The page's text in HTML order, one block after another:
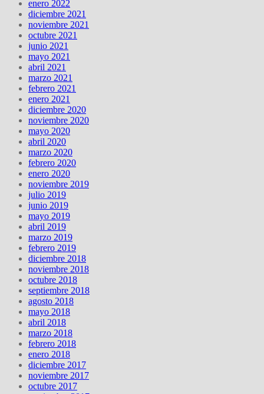
enero 2022
diciembre 2021
noviembre 2021
octubre 2021
junio 2021
mayo 2021
abril 2021
marzo 2021
febrero 2021
enero 2021
diciembre 2020
noviembre 2020
mayo 2020
abril 2020
marzo 2020
febrero 2020
enero 2020
noviembre 2019
julio 2019
junio 2019
mayo 2019
abril 2019
marzo 2019
febrero 2019
diciembre 2018
noviembre 2018
octubre 2018
septiembre 2018
agosto 2018
mayo 2018
abril 2018
marzo 2018
febrero 2018
enero 2018
diciembre 2017
noviembre 2017
octubre 2017